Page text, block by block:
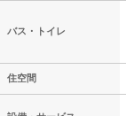
バス・トイレ
住空間